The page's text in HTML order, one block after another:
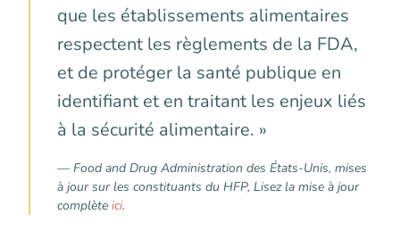
que les établissements alimentaires
respectent les règlements de la FDA,
et de protéger la santé publique en
identifiant et en traitant les enjeux liés
à la sécurité alimentaire. »
— Food and Drug Administration des États-Unis, mises
à jour sur les constituants du HFP, Lisez la mise à jour
complète ici.